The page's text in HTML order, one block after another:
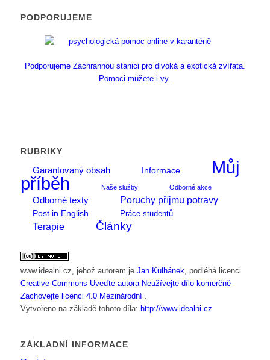
PODPORUJEME
Podporujeme Záchrannou stanici pro divoká a exotická zvířata.
Pomoci můžete i vy.
RUBRIKY
Garantovaný obsah
Informace
Můj
příběh
Naše služby Odborné akce
Odborné texty Poruchy příjmu potravy
Post in English Práce studentů
Terapie Články
www.idealni.cz , jehož autorem je Jan Kulhánek , podléhá licenci
Creative Commons Uveďte autora-Neužívejte dílo komerčně-
Zachovejte licenci 4.0 Mezinárodní
Vytvořeno na základě tohoto díla: http://www.idealni.cz
ZÁKLADNÍ INFORMACE